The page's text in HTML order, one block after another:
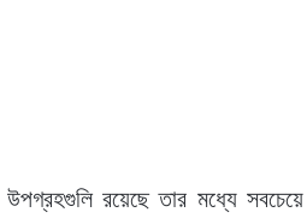
উপগ্রহগুলি রয়েছে তার মধ্যে